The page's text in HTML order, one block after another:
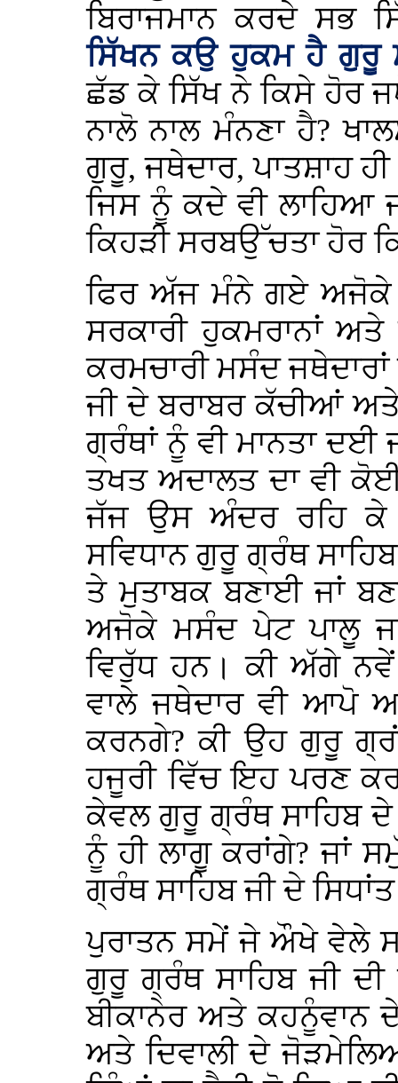
ਬਿਰਾਜਮਾਨ ਕਰਦੇ ਸਭ
ਸਿੱਖਨ ਕਉ ਹੁਕਮ ਹੈ ਗੁਰੂ
ਛੱਡ ਕੇ ਸਿੱਖ ਨੇ ਕਿਸੇ ਹੋਰ
ਨਾਲੋ ਨਾਲ ਮੰਨਣਾ ਹੈ?
ਗੁਰੂ, ਜਥੇਦਾਰ, ਪਾਤਸ਼ਾਹ
ਜਿਸ ਨੂੰ ਕਦੇ ਵੀ ਲਾਹਿਆ
ਕਿਹੜੀ ਸਰਬਉੱਚਤਾ ਹੋਰ
ਫਿਰ ਅੱਜ ਮੰਨੇ ਗਏ ਅਜੋਕੇ
ਸਰਕਾਰੀ ਹੁਕਮਰਾਨਾਂ
ਕਰਮਚਾਰੀ ਮਸੰਦ
ਜੀ ਦੇ ਬਰਾਬਰ ਕੱਚੀਆਂ ਅਤੇ
ਗ੍ਰੰਥਾਂ ਨੂੰ ਵੀ ਮਾਨਤਾ
ਤਖਤ ਅਦਾਲਤ ਦਾ ਵੀ
ਜੱਜ ਉਸ ਅੰਦਰ ਰਹਿ ਕੇ
ਸਵਿਧਾਨ ਗੁਰੂ ਗ੍ਰੰਥ ਸਾਹਿਬ
ਤੇ ਮੁਤਾਬਕ ਬਣਾਈ ਜਾਂ
ਅਜੋਕੇ ਮਸੰਦ ਪੇਟ ਪਾਲੂ
ਵਿਰੁੱਧ ਹਨ। ਕੀ ਅੱਗੇ
ਵਾਲੇ ਜਥੇਦਾਰ ਵੀ ਆਪੋ
ਕਰਨਗੇ? ਕੀ ਉਹ ਗੁਰੂ
ਹਜੂਰੀ ਵਿੱਚ ਇਹ ਪਰਣ
ਕੇਵਲ ਗੁਰੂ ਗ੍ਰੰਥ ਸਾਹਿਬ
ਨੂੰ ਹੀ ਲਾਗੂ ਕਰਾਂਗੇ? ਜਾਂ
ਗ੍ਰੰਥ ਸਾਹਿਬ ਜੀ ਦੇ
ਪੁਰਾਤਨ ਸਮੇਂ ਜੇ ਔਖੇ ਵੇਲੇ
ਗੁਰੂ ਗ੍ਰੰਥ ਸਾਹਿਬ ਜੀ
ਬੀਕਾਨੇਰ ਅਤੇ ਕਹਨੂੰਵਾਨ
ਅਤੇ ਦਿਵਾਲੀ ਦੇ